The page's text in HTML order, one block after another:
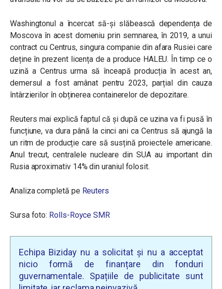
Washingtonul a încercat să-și slăbească dependența de
Moscova în acest domeniu prin semnarea, în 2019, a unui
contract cu Centrus, singura companie din afara Rusiei care
deține în prezent licența de a produce HALEU. În timp ce o
uzină a Centrus urma să înceapă producția în acest an,
demersul a fost amânat pentru 2023, parțial din cauza
întârzierilor în obținerea containerelor de depozitare.
Reuters mai explică faptul că și după ce uzina va fi pusă în
funcțiune, va dura până la cinci ani ca Centrus să ajungă la
un ritm de producție care să susțină proiectele americane.
Anul trecut, centralele nucleare din SUA au important din
Rusia aproximativ 14% din uraniul folosit.
Analiza completă pe Reuters
Sursa foto: Rolls-Royce SMR
Echipa Biziday nu a solicitat și nu a acceptat
nicio formă de finanțare din fonduri
guvernamentale. Spațiile de publicitate sunt